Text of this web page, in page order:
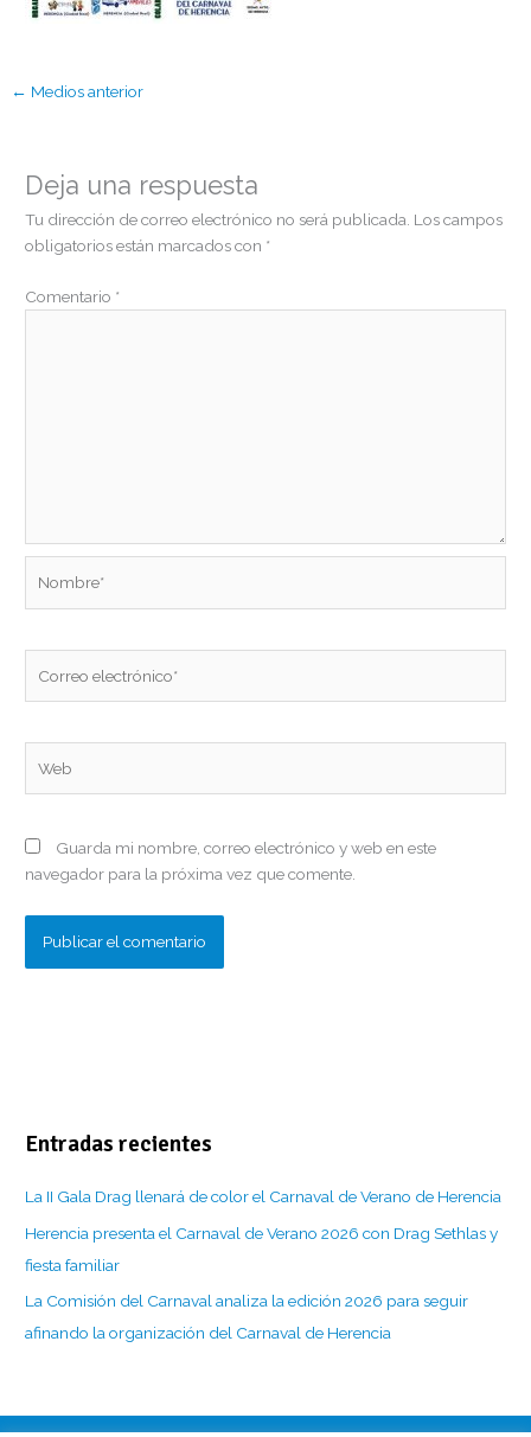
← Medios anterior
Deja una respuesta
Tu dirección de correo electrónico no será publicada. Los campos
obligatorios están marcados con *
Comentario *
electrónico*
Guarda mi nombre, correo electrónico y web en este
navegador para la próxima vez que comente.
Entradas recientes
La II Gala Drag llenará de color el Carnaval de Verano de Herencia
Herencia presenta el Carnaval de Verano 2026 con Drag Sethlas y
fiesta familiar
La Comisión del Carnaval analiza la edición 2026 para seguir
afinando la organización del Carnaval de Herencia